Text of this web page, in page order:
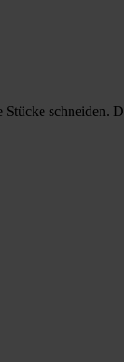
schneiden.